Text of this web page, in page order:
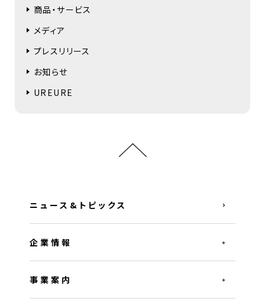
商品・サービス
メディア
プレスリリース
お知らせ
UREURE
ニュース&トピックス
企業情報
事業案内